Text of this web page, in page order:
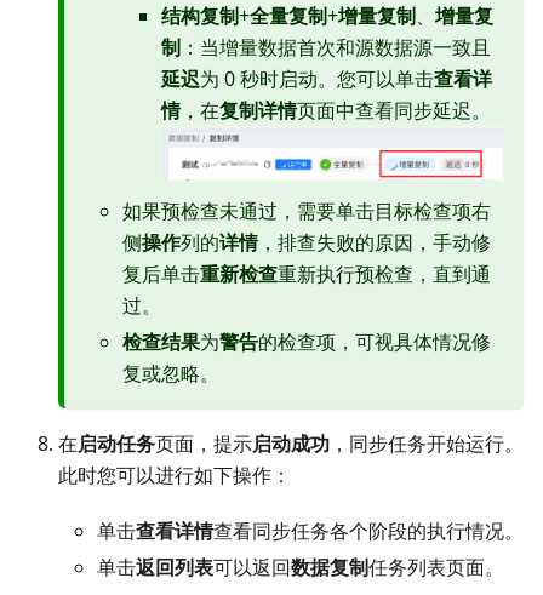
结构复制+全量复制+增量复制、 增量复
制 ：当增量数据首次和源数据源一致且
延迟为 0 秒时启动。您可以单击查看详
情，在复制详情页面中查看同步延迟。
如果预检查未通过，需要单击目标检查项右
侧操作列的详情，排查失败的原因，手动修
复后单击重新检查重新执行预检查，直到通
过。
检查结果为警告的检查项，可视具体情况修
复或忽略。
在启动任务页面，提示启动成功 ，同步任务开始运行。
此时您可以进行如下操作：
单击查看详情查看同步任务各个阶段的执行情况。
单击返回列表可以返回数据复制任务列表页面。